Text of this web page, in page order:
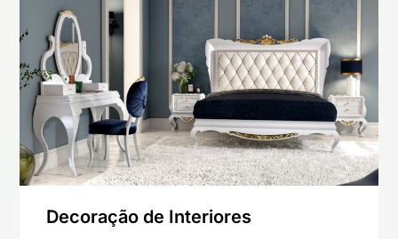
Decoração de Interiores